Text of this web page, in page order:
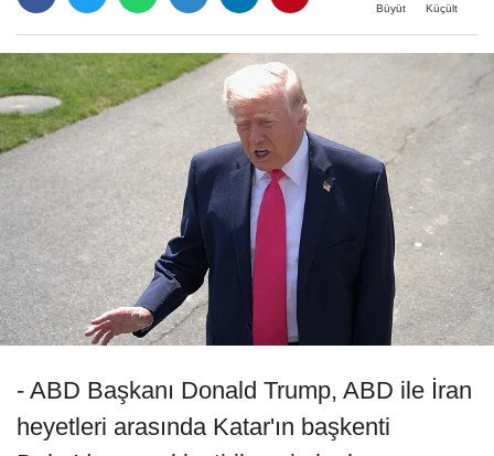
Büyüt Küçült
- ABD Başkanı Donald Trump, ABD ile İran
heyetleri arasında Katar'ın başkenti